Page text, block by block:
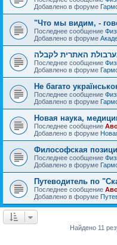
Добавлено в форуме
"Что мы видим, -
Последнее сообщение
Добавлено в форуме
האתרית לקבלה
Последнее сообщение
Добавлено в форуме
Не багато
Последнее сообщение
Добавлено в форуме
Новая наука,
Последнее сообщение
Добавлено в форуме
Философская
Последнее сообщение
Добавлено в форуме
Путеводитель по
Последнее сообщение
Добавлено в форуме
Найдено 11